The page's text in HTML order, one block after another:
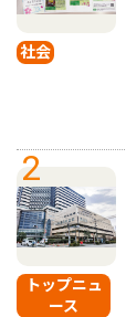
社会
2
トップニュ
ース